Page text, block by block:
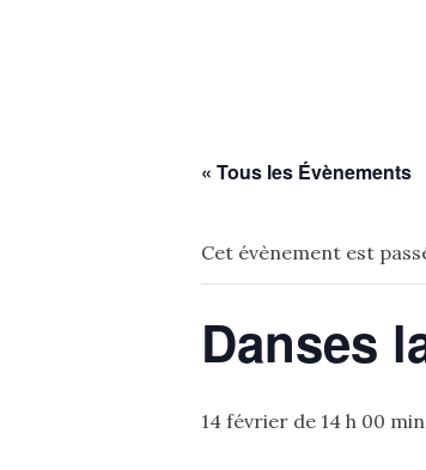
« Tous les Évènements
Cet évènement est
Danses
14 février de 14 h 00 min